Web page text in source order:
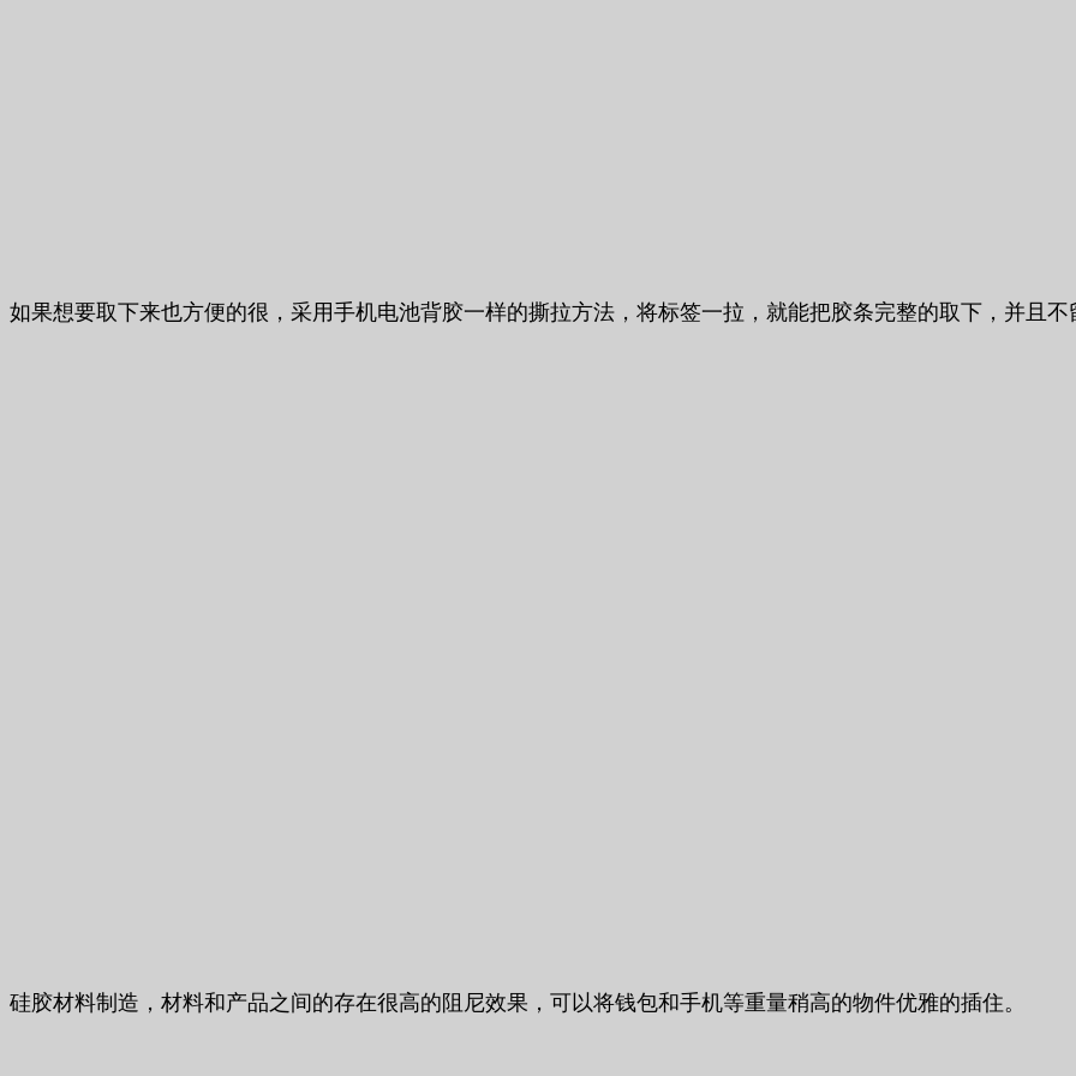
如果想要取下来也方便的很，采用手机电池背胶一样的撕拉方法，将标签一拉，就能把胶条完整的取下，并且不
硅胶材料制造，材料和产品之间的存在很高的阻尼效果，可以将钱包和手机等重量稍高的物件优雅的插住。